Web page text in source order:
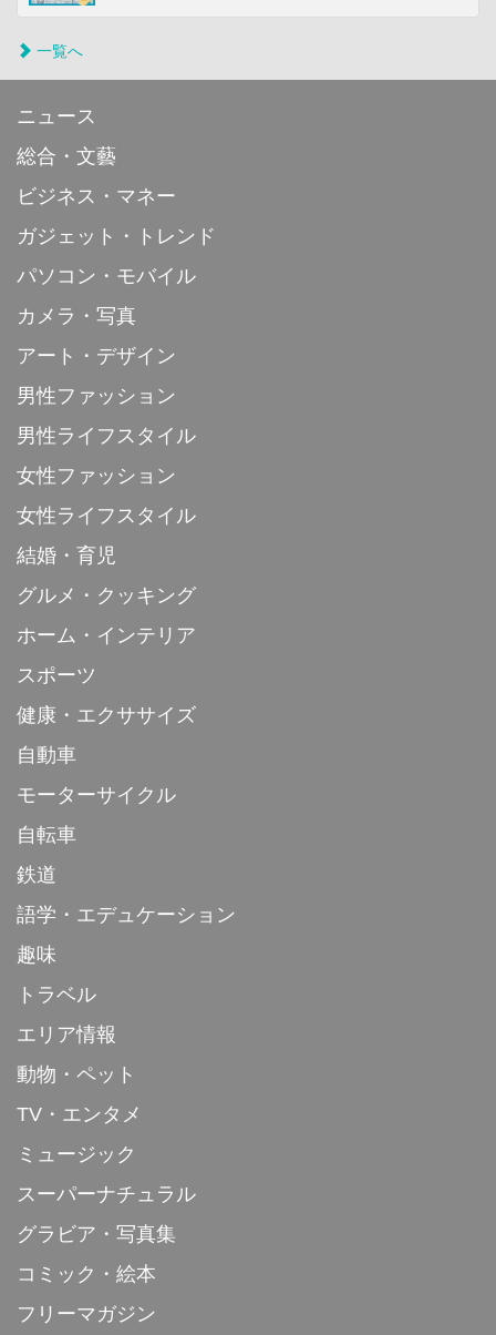
一覧へ
ニュース
総合・文藝
ビジネス・マネー
ガジェット・トレンド
パソコン・モバイル
カメラ・写真
アート・デザイン
男性ファッション
男性ライフスタイル
女性ファッション
女性ライフスタイル
結婚・育児
グルメ・クッキング
ホーム・インテリア
スポーツ
健康・エクササイズ
自動車
モーターサイクル
自転車
鉄道
語学・エデュケーション
趣味
トラベル
エリア情報
動物・ペット
TV・エンタメ
ミュージック
スーパーナチュラル
グラビア・写真集
コミック・絵本
フリーマガジン